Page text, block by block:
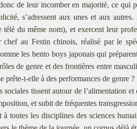
de leur incomber en majorité, ce qui
s’adressent aux unes et aux
télé du même nom), et exercent leur
chef au Festin chinois, réalisé par le
les bento boys japonais qui
de genre et des frontières entre
prête-t-elle à des performances de genre ?
sociales tissent autour de l’alimentation
et subit de fréquentes
à toutes les disciplines des sciences